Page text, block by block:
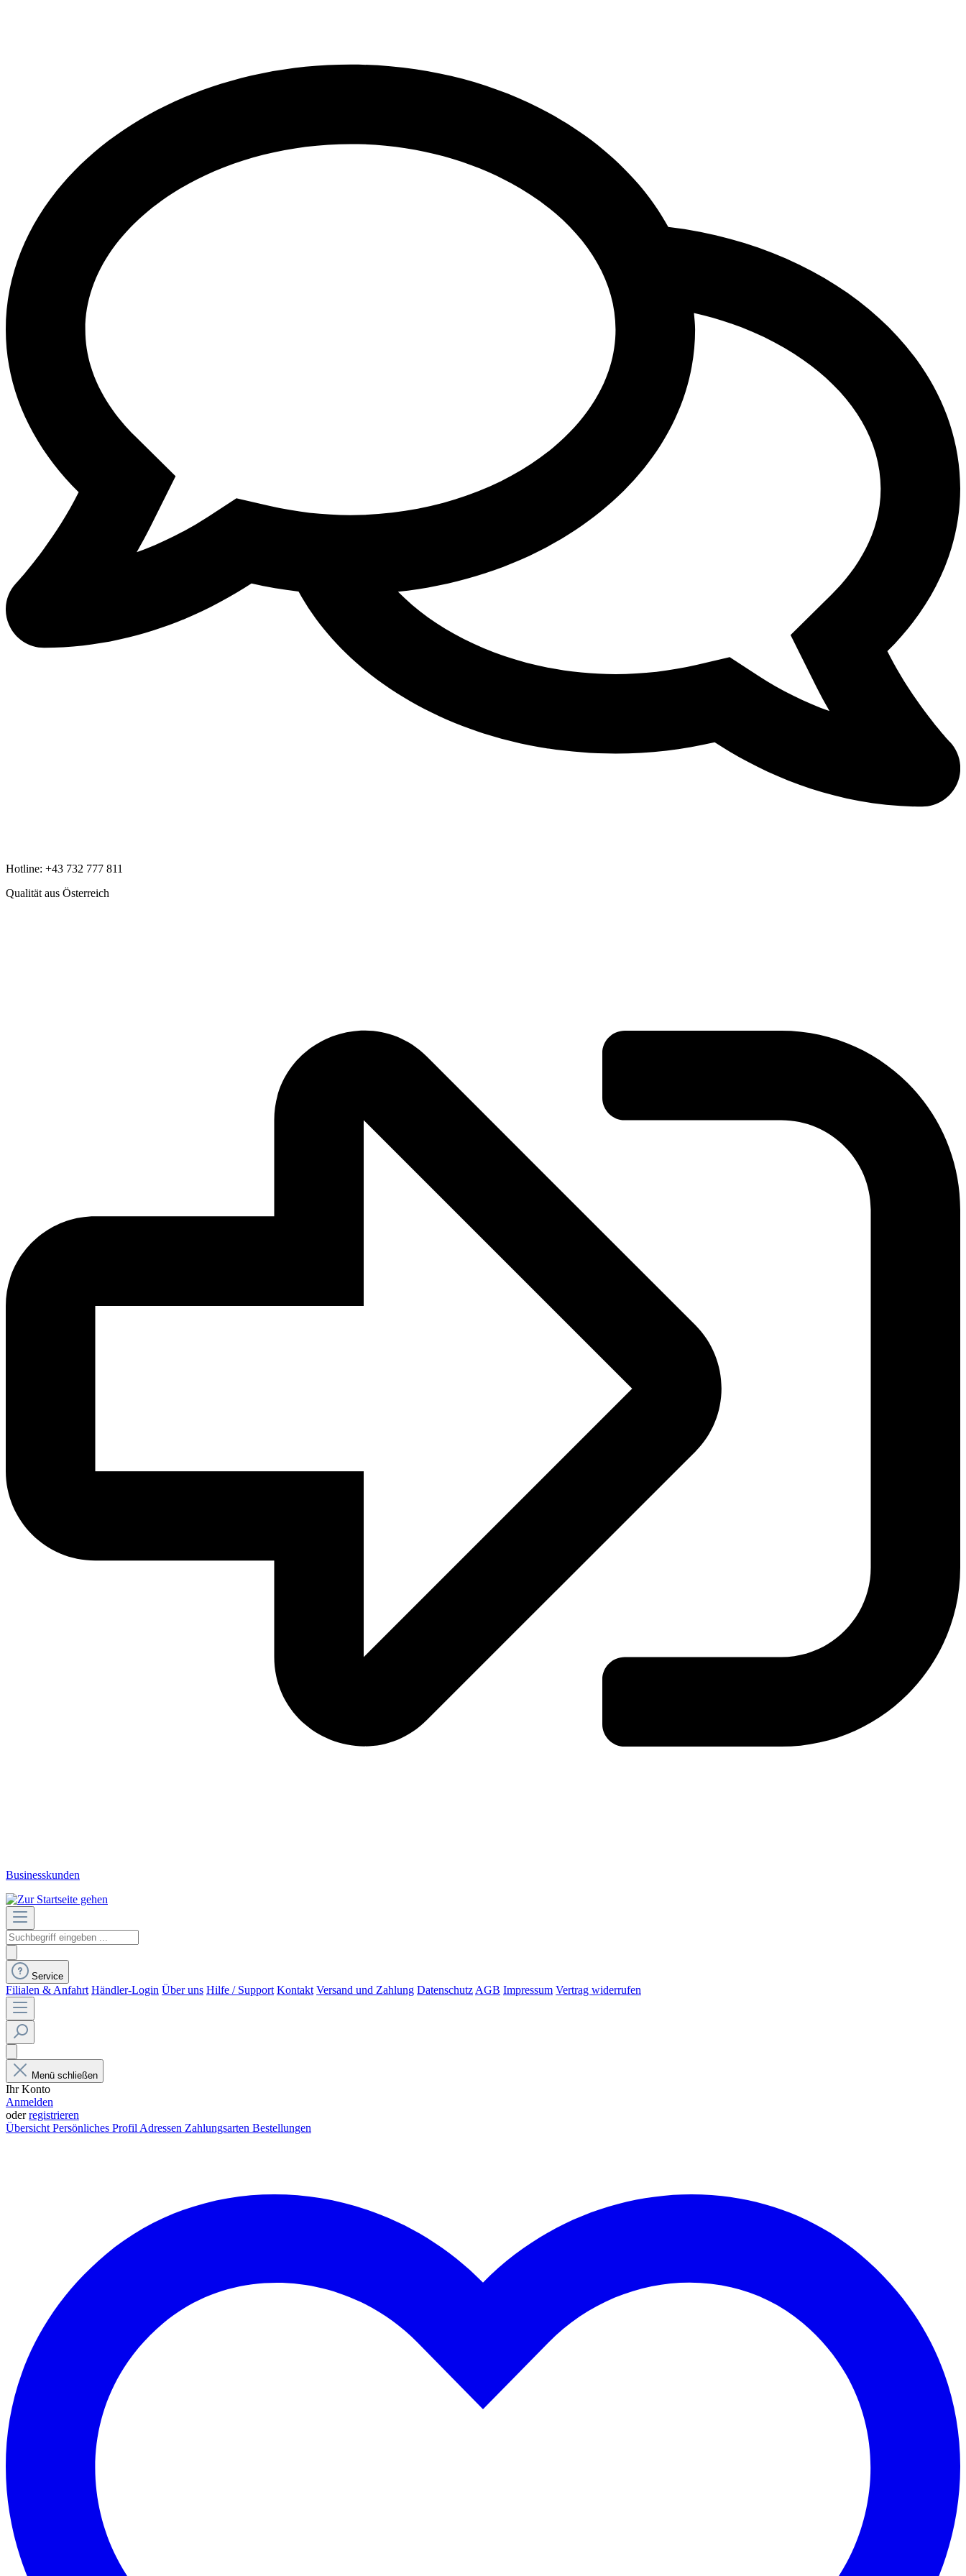
Hotline: +43 732 777 811
Qualität aus Österreich
Businesskunden
Service
Filialen & Anfahrt Händler-Login Über uns Hilfe / Support Kontakt Versand und Zahlung DatenschutzAGB Impressum Vertrag widerrufen
Menü schließen
Ihr Konto
Anmelden
oderregistrieren
ÜbersichtPersönliches ProfilAdressen Zahlungsarten Bestellungen